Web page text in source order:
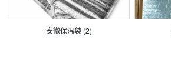
安徽保温袋 (2)